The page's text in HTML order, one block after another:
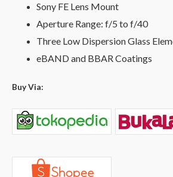
Sony FE Lens Mount
Aperture Range: f/5 to f/40
Three Low Dispersion Glass
eBAND and BBAR Coatings
Buy Via: